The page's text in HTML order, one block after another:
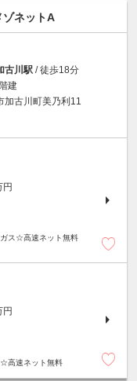
ゾネットA
古川駅 / 徒歩18分
建
加古川町美乃利11
円
ス☆高速ネット無料
円
高速ネット無料